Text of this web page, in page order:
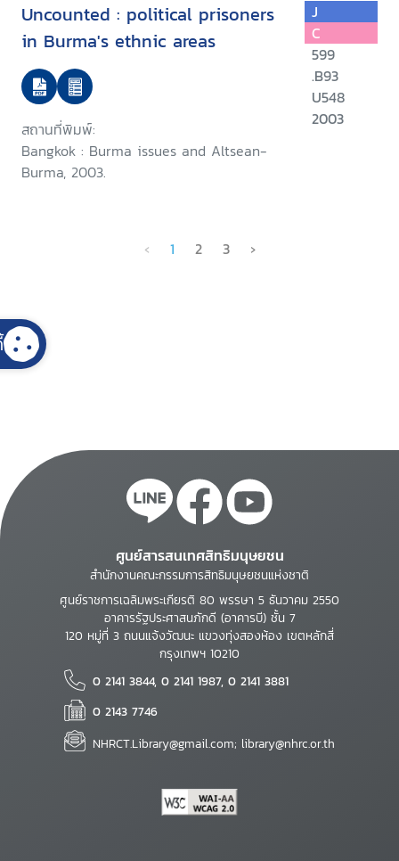
Uncounted : political prisoners
in Burma's ethnic areas
สถานที่พิมพ์:
Bangkok : Burma issues and Altsean-
Burma, 2003.
J
C
599
.B93
U548
2003
‹ 1 2 3 ›
ศูนย์สารสนเทศสิทธิมนุษยชน
สำนักงานคณะกรรมการสิทธิมนุษยชนแห่งชาติ
ศูนย์ราชการเฉลิมพระเกียรติ 80 พรรษา 5 ธันวาคม 2550
อาคารรัฐประศาสนภักดี (อาคารบี) ชั้น 7
120 หมู่ที่ 3 ถนนแจ้งวัฒนะ แขวงทุ่งสองห้อง เขตหลักสี่
กรุงเทพฯ 10210
0 2141 3844, 0 2141 1987, 0 2141 3881
0 2143 7746
NHRCT.Library@gmail.com; library@nhrc.or.th